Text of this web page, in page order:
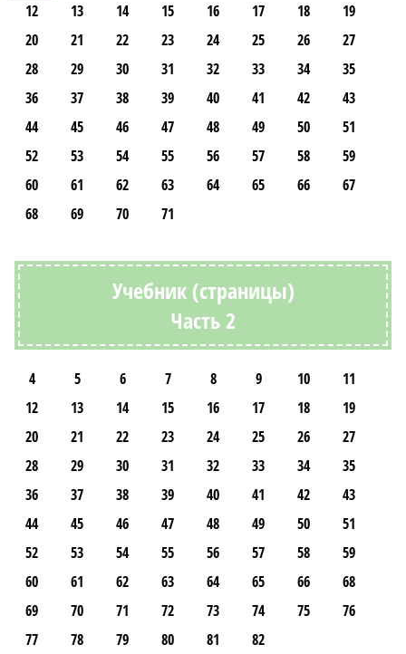
12
13 14 15 16 17 18
19
20
21 22 23 24 25 26
27
28
29 30 31 32 33 34
35
36
37 38 39 40 41 42
43
44
45 46 47 48 49 50
51
52
53 54 55 56 57 58
59
60
61 62 63 64 65 66
67
68
69 70 71
Учебник (страницы)
Часть 2
4 5 6 7 8 9 10
11
12
13 14 15 16 17 18
19
20
21 22 23 24 25 26
27
28
29 30 31 32 33 34
35
36
37 38 39 40 41 42
43
44
45 46 47 48 49 50
51
52
53 54 55 56 57 58
59
60
61 62 63 64 65 66
68
69
70 71 72 73 74 75
76
77
78 79 80 81 82